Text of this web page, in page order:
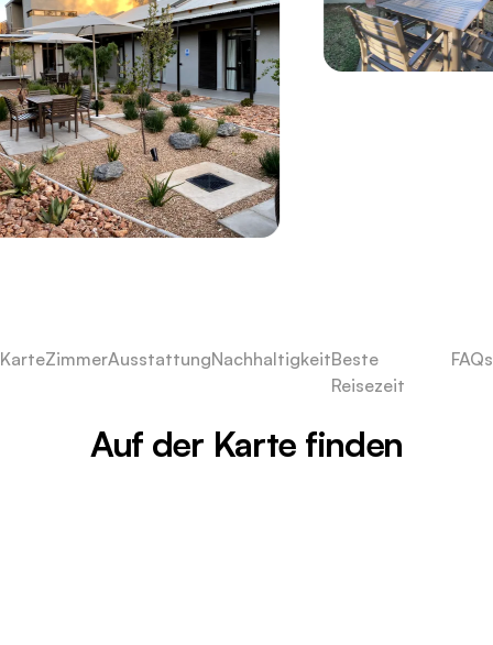
KarteZimmerAusstattungNachhaltigkeitBeste
Reisezeit
FAQs
Auf der Karte finden